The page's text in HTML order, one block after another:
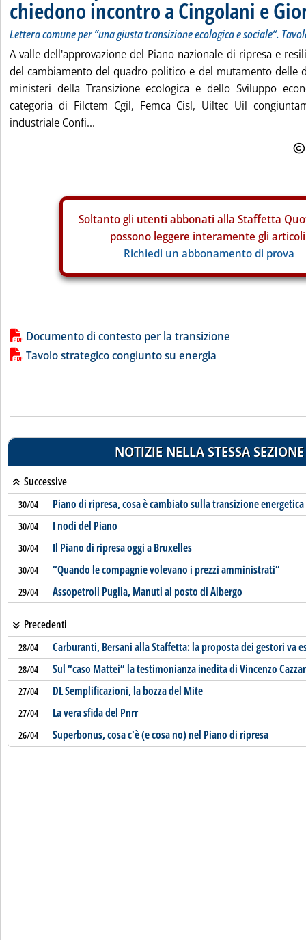
chiedono incontro a Cingolani e
Lettera comune per “una giusta transizione ecologica e sociale”.
A valle dell'approvazione del Piano nazionale di ripresa e
del cambiamento del quadro politico e del mutamento delle
ministeri della Transizione ecologica e dello Sviluppo
categoria di Filctem Cgil, Femca Cisl, Uiltec Uil
industriale Confi...
Soltanto gli utenti abbonati alla Staffetta
possono leggere interamente gli
Richiedi un abbonamento di prova
Lista allegati PDF alla notizia
Documento di contesto per la transizione
Tavolo strategico congiunto su energia
NOTIZIE NELLA STESSA SEZIONE
Successive
30/04 Piano di ripresa, cosa è cambiato sulla transizione energetica
30/04 I nodi del Piano
30/04 Il Piano di ripresa oggi a Bruxelles
30/04 “Quando le compagnie volevano i prezzi amministrati”
29/04 Assopetroli Puglia, Manuti al posto di Albergo
Precedenti
28/04 Carburanti, Bersani alla Staffetta: la proposta dei gestori va
28/04 Sul “caso Mattei” la testimonianza inedita di Vincenzo
27/04 DL Semplificazioni, la bozza del Mite
27/04 La vera sfida del Pnrr
26/04 Superbonus, cosa c'è (e cosa no) nel Piano di ripresa